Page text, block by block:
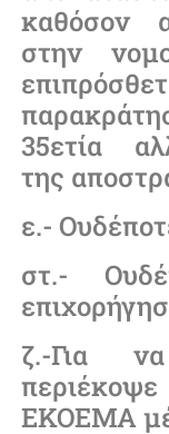
καθόσον
στην
35ετία
της
ε.-
στ.-
ζ.-Για
ΕΚΟΕΜΑ